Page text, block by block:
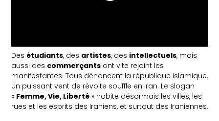
Des étudiants, des artistes, des intellectuels, mais
aussi des commerçants ont vite rejoint les
manifestantes. Tous dénoncent la république islamique.
Un puissant vent de révolte souffle en Iran. Le slogan
« Femme, Vie, Liberté » habite désormais les villes, les
rues et les esprits des Iraniens, et surtout des Iraniennes.